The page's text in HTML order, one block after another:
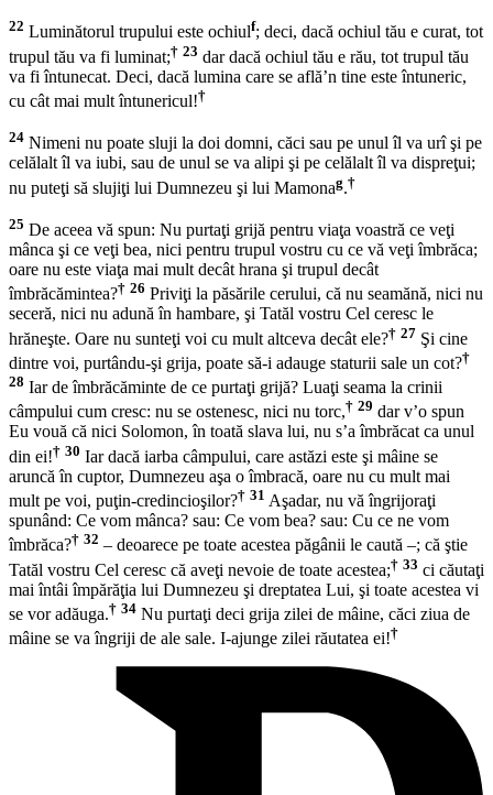
22 Luminătorul trupului este ochiulf; deci, dacă ochiul tău e curat, tot
trupul tău va fi luminat;† 23 dar dacă ochiul tău e rău, tot trupul tău
va fi întunecat. Deci, dacă lumina care se află’n tine este întuneric,
cu cât mai mult întunericul!†
24 Nimeni nu poate sluji la doi domni, căci sau pe unul îl va urî şi pe
celălalt îl va iubi, sau de unul se va alipi şi pe celălalt îl va dispreţui;
nu puteţi să slujiţi lui Dumnezeu şi lui Mamonag.†
25 De aceea vă spun: Nu purtaţi grijă pentru viaţa voastră ce veţi
mânca şi ce veţi bea, nici pentru trupul vostru cu ce vă veţi îmbrăca;
oare nu este viaţa mai mult decât hrana şi trupul decât
îmbrăcămintea?† 26 Priviţi la păsările cerului, că nu seamănă, nici nu
seceră, nici nu adună în hambare, şi Tatăl vostru Cel ceresc le
hrăneşte. Oare nu sunteţi voi cu mult altceva decât ele?† 27 Şi cine
dintre voi, purtându-şi grija, poate să-i adauge staturii sale un cot?†
28 Iar de îmbrăcăminte de ce purtaţi grijă? Luaţi seama la crinii
câmpului cum cresc: nu se ostenesc, nici nu torc,† 29 dar v’o spun
Eu vouă că nici Solomon, în toată slava lui, nu s’a îmbrăcat ca unul
din ei!† 30 Iar dacă iarba câmpului, care astăzi este şi mâine se
aruncă în cuptor, Dumnezeu aşa o îmbracă, oare nu cu mult mai
mult pe voi, puţin-credincioşilor?† 31 Aşadar, nu vă îngrijoraţi
spunând: Ce vom mânca? sau: Ce vom bea? sau: Cu ce ne vom
îmbrăca?† 32 – deoarece pe toate acestea păgânii le caută –; că ştie
Tatăl vostru Cel ceresc că aveţi nevoie de toate acestea;† 33 ci căutaţi
mai întâi împărăţia lui Dumnezeu şi dreptatea Lui, şi toate acestea vi
se vor adăuga.† 34 Nu purtaţi deci grija zilei de mâine, căci ziua de
mâine se va îngriji de ale sale. I-ajunge zilei răutatea ei!†